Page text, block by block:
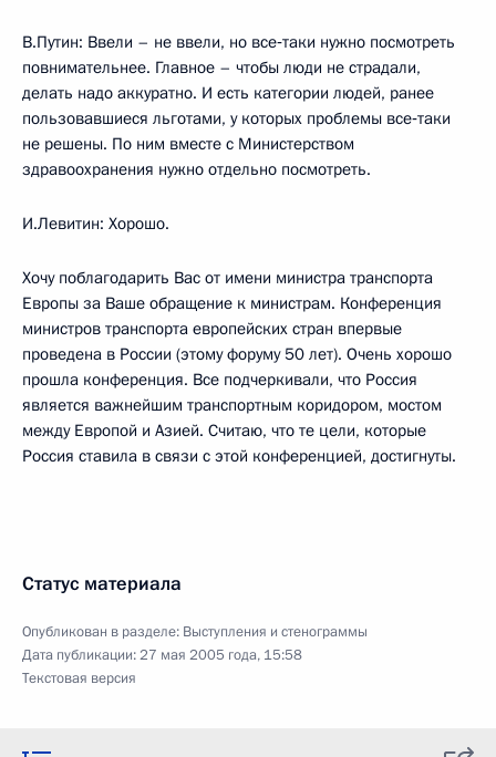
В.Путин: Ввели – не ввели, но все‑таки нужно посмотреть
повнимательнее. Главное – чтобы люди не страдали,
делать надо аккуратно. И есть категории людей, ранее
пользовавшиеся льготами, у которых проблемы все‑таки
не решены. По ним вместе с Министерством
здравоохранения нужно отдельно посмотреть.
И.Левитин: Хорошо.
Хочу поблагодарить Вас от имени министра транспорта
Европы за Ваше обращение к министрам. Конференция
министров транспорта европейских стран впервые
проведена в России (этому форуму 50 лет). Очень хорошо
прошла конференция. Все подчеркивали, что Россия
является важнейшим транспортным коридором, мостом
между Европой и Азией. Считаю, что те цели, которые
Россия ставила в связи с этой конференцией, достигнуты.
Статус материала
Опубликован в разделе: Выступления и стенограммы
Дата публикации:27 мая 2005 года, 15:58
Текстовая версия